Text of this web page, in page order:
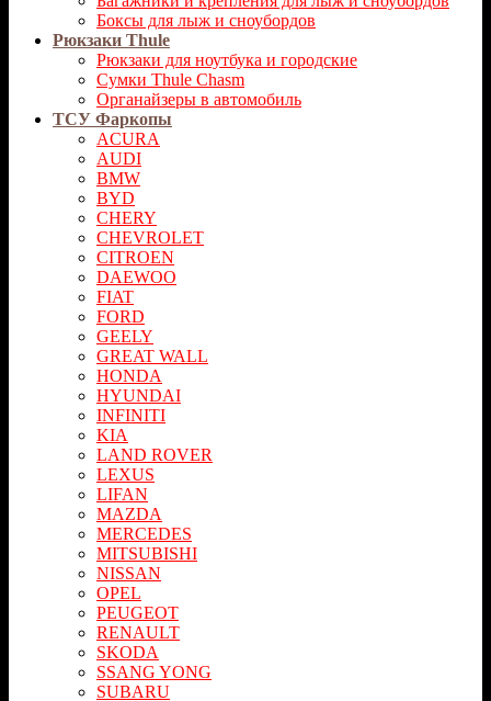
Боксы для лыж и сноубордов
Рюкзаки Thule
Рюкзаки для ноутбука и городские
Сумки Thule Chasm
Органайзеры в автомобиль
ТСУ Фаркопы
ACURA
AUDI
BMW
BYD
CHERY
CHEVROLET
CITROEN
DAEWOO
FIAT
FORD
GEELY
GREAT WALL
HONDA
HYUNDAI
INFINITI
KIA
LAND ROVER
LEXUS
LIFAN
MAZDA
MERСEDES
MITSUBISHI
NISSAN
OPEL
PEUGEOT
RENAULT
SKODA
SSANG YONG
SUBARU